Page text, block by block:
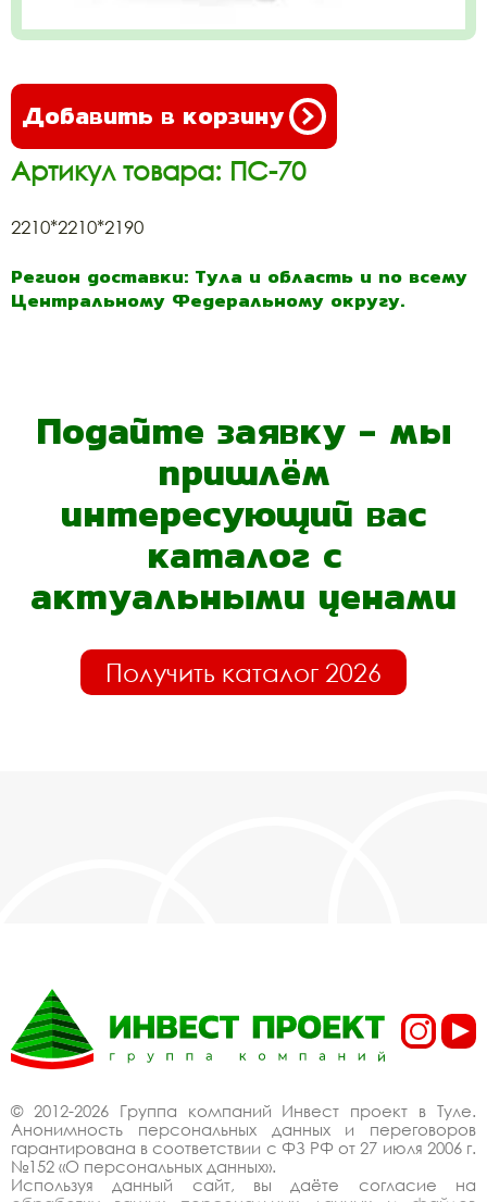
Добавить в корзину
Артикул товара: ПС-70
2210*2210*2190
Регион доставки: Тула и область и по всему
Центральному Федеральному округу.
Подайте заявку - мы
пришлём
интересующий вас
каталог с
актуальными ценами
Получить каталог 2026
© 2012-2026 Группа компаний Инвест проект в Туле.
Анонимность персональных данных и переговоров
гарантирована в соответствии с ФЗ РФ от 27 июля 2006 г.
№152 «О персональных данных».
Используя данный сайт, вы даёте согласие на